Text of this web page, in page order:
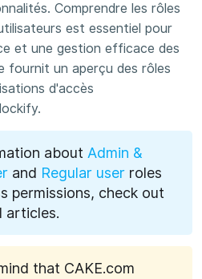
Comprendre les rôles
est essentiel pour
et une gestion efficace des
fournit un aperçu des rôles
d'accès
about Admin &
and Regular user roles
permissions, check out
articles.
that CAKE.com